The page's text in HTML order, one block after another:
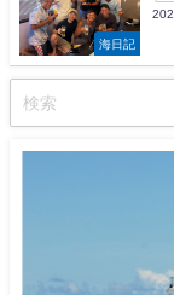
海日記